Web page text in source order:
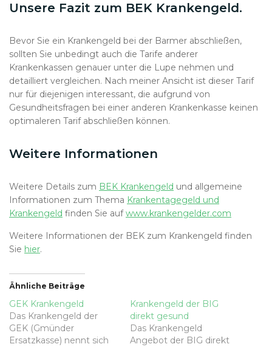
Unsere Fazit zum BEK Krankengeld.
Bevor Sie ein Krankengeld bei der Barmer abschließen,
sollten Sie unbedingt auch die Tarife anderer
Krankenkassen genauer unter die Lupe nehmen und
detailliert vergleichen. Nach meiner Ansicht ist dieser Tarif
nur für diejenigen interessant, die aufgrund von
Gesundheitsfragen bei einer anderen Krankenkasse keinen
optimaleren Tarif abschließen können.
Weitere Informationen
Weitere Details zum BEK Krankengeld und allgemeine
Informationen zum Thema Krankentagegeld und
Krankengeld finden Sie aufwww.krankengelder.com
Weitere Informationen der BEK zum Krankengeld finden
Sie hier.
Ähnliche Beiträge
GEK Krankengeld
Das Krankengeld der
GEK (Gmünder
Ersatzkasse) nennt sich
Krankengeld der BIG
direkt gesund
Das Krankengeld
Angebot der BIG direkt